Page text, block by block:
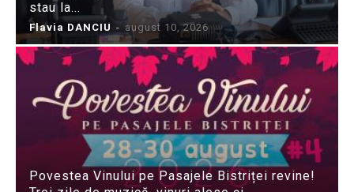
stau la...
Flavia DANCIU - august 10, 2026
Povestea Vinului pe Pasajele Bistriței revine!